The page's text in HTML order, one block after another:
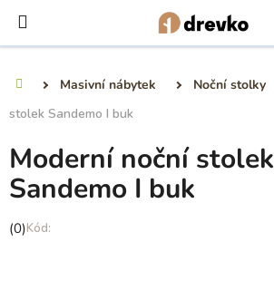
obsah
Masivní nábytek Noční stolky
stolek Sandemo I buk
Moderní noční stolek
Sandemo I buk
Průměrné
(0)